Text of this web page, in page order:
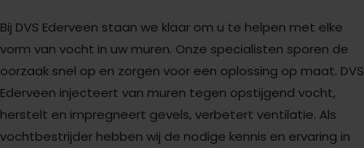
Bij DVS Ederveen staan we klaar om u te helpen met elke
vorm van vocht in uw muren. Onze specialisten sporen de
oorzaak snel op en zorgen voor een oplossing op maat. DVS
Ederveen injecteert van muren tegen opstijgend vocht,
herstelt en impregneert gevels, verbetert ventilatie. Als
vochtbestrijder hebben wij de nodige kennis en ervaring in